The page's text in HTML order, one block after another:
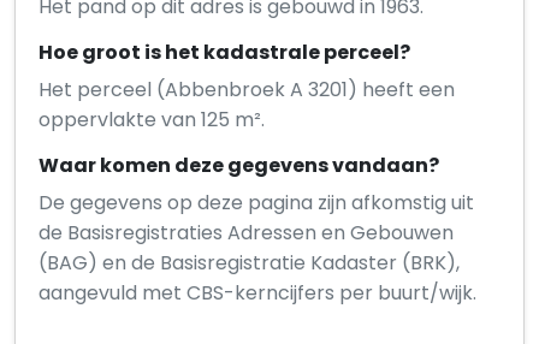
Het pand op dit adres is gebouwd in 1963.
Hoe groot is het kadastrale perceel?
Het perceel (Abbenbroek A 3201) heeft een
oppervlakte van 125 m².
Waar komen deze gegevens vandaan?
De gegevens op deze pagina zijn afkomstig uit
de Basisregistraties Adressen en Gebouwen
(BAG) en de Basisregistratie Kadaster (BRK),
aangevuld met CBS-kerncijfers per buurt/wijk.